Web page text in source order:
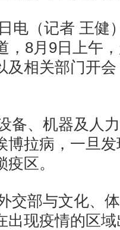
电（记者 王健
，8月9日上午
及相关部门开
备、机器及人
博拉病，一旦
区。
交部与文化、
出现疫情的区